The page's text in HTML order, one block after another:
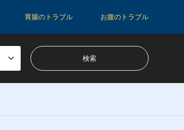
胃腸のトラブル お腹のトラブル